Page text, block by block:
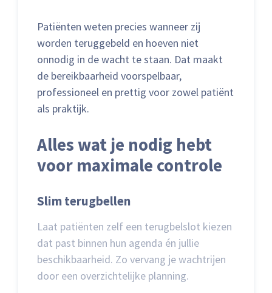
Patiënten weten precies wanneer zij
worden teruggebeld en hoeven niet
onnodig in de wacht te staan. Dat maakt
de bereikbaarheid voorspelbaar,
professioneel en prettig voor zowel patiënt
als praktijk.
Alles wat je nodig hebt
voor maximale controle
Slim terugbellen
Laat patiënten zelf een terugbelslot kiezen
dat past binnen hun agenda én jullie
beschikbaarheid. Zo vervang je wachtrijen
door een overzichtelijke planning.